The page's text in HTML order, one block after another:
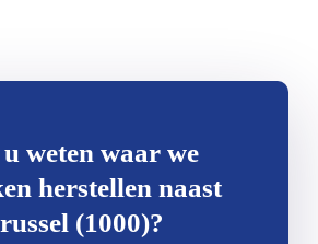
weten waar we
herstellen naast
(1000)?